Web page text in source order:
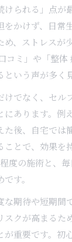
理なくダイエッ
ットを成功へ
を維持する整体
けられる」点が
をかけず、日常
め、ストレスが
コミ」や「整体
いう声が多く
けでなく、セル
にあります。例
た後、自宅では
ことで、効果を
度の施術と、
す。
な期待や短期間
スクが高まるた
が重要です。初